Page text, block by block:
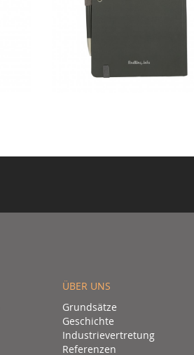
ÜBER UNS
Grundsätze
Geschichte
Industrievertretung
Referenzen